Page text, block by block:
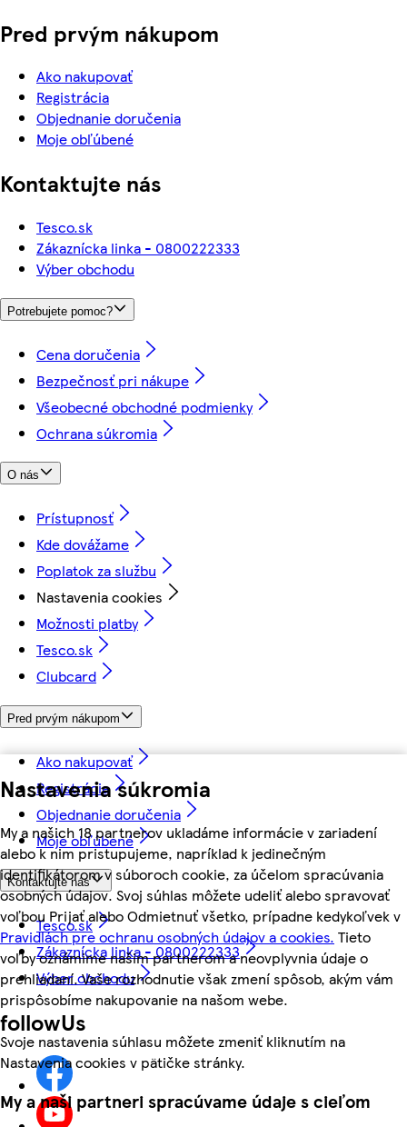
Nastavenia súkromia
My a našich 18 partnerov ukladáme informácie v zariadení
alebo k nim pristupujeme, napríklad k jedinečným
identifikátorom v súboroch cookie, za účelom spracúvania
osobných údajov. Svoj súhlas môžete udeliť alebo spravovať
voľbou Prijať alebo Odmietnuť všetko, prípadne kedykoľvek v
Pravidlách pre ochranu osobných údajov a cookies. Tieto
voľby oznámime našim partnerom a neovplyvnia údaje o
prehliadaní. Vaše rozhodnutie však zmení spôsob, akým vám
prispôsobíme nakupovanie na našom webe.
Svoje nastavenia súhlasu môžete zmeniť kliknutím na
Nastavenia cookies v pätičke stránky.
My a naši partneri spracúvame údaje s cieľom
Pred prvým nákupom
Ako nakupovať
Registrácia
Objednanie doručenia
Moje obľúbené
Kontaktujte nás
Tesco.sk
Zákaznícka linka - 0800222333
Výber obchodu
Potrebujete pomoc?
Cena doručenia
Bezpečnosť pri nákupe
Všeobecné obchodné podmienky
Ochrana súkromia
O nás
Prístupnosť
Kde dovážame
Poplatok za službu
Nastavenia cookies
Možnosti platby
Tesco.sk
Clubcard
Pred prvým nákupom
Ako nakupovať
Registrácia
Objednanie doručenia
Moje obľúbené
Kontaktujte nás
Tesco.sk
Zákaznícka linka - 0800222333
Výber obchodu
followUs